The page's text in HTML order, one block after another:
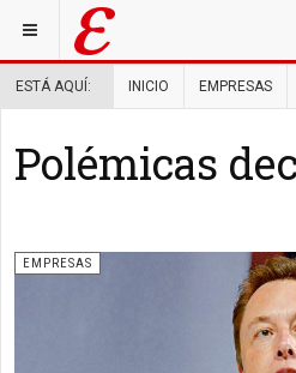
ESTÁ AQUÍ: INICIO EMPRESAS
Polémicas
EMPRESAS